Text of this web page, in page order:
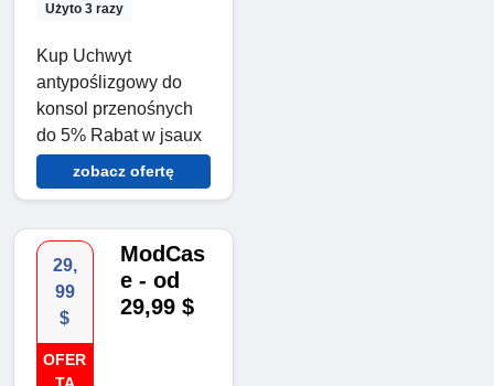
Użyto 3 razy
Kup Uchwyt
antypoślizgowy do
konsol przenośnych
do 5% Rabat w jsaux
zobacz ofertę
29,
99
$
OFER
ModCas
e - od
29,99 $